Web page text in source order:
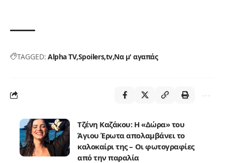
TAGGED: Alpha TVSpoilers tv Να μ' αγαπάς
Τζένη Καζάκου: Η «Δώρα» του
Άγιου Έρωτα απολαμβάνει το
καλοκαίρι της – Οι φωτογραφίες
από την παραλία